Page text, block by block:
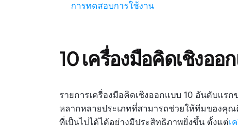
การทดสอบการใช้งาน
10 เครื่องมือคิดเชิงอ
รายการเครื่องมือคิดเชิงออกแบบ 10 อันดับแร
หลากหลายประเภทที่สามารถช่วยให้ทีมของคุ
ที่เป็นไปได้ได้อย่างมีประสิทธิภาพยิ่งขึ้น ตั้งแต่เ